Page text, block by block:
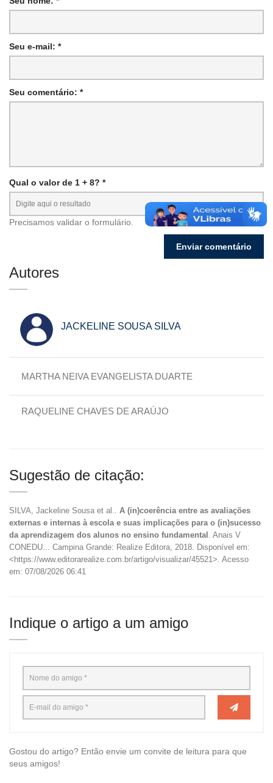
Seu e-mail: *
Seu comentário: *
Qual o valor de 1 + 8? *
Precisamos validar o formulário.
Autores
JACKELINE SOUSA SILVA
MARTHA NEIVA EVANGELISTA DUARTE
RAQUELINE CHAVES DE ARAÚJO
Sugestão de citação:
SILVA, Jackeline Sousa et al.. A (in)coerência entre as avaliações
externas e internas à escola e suas implicações para o (in)sucesso
da aprendizagem dos alunos no ensino fundamental . Anais V
CONEDU... Campina Grande: Realize Editora, 2018. Disponível em:
<https://www.editorarealize.com.br/artigo/visualizar/45521>. Acesso
em: 07/08/2026 06:41
Indique o artigo a um amigo
Gostou do artigo? Então envie um convite de leitura para que
seus amigos!